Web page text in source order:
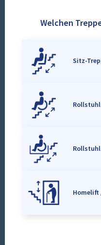
Welchen
Sitz-
Homelift